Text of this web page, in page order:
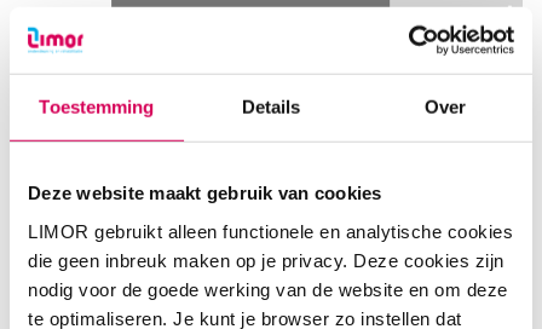
Toestemming Details Over
Deze website maakt gebruik van cookies
LIMOR gebruikt alleen functionele en analytische cookies
die geen inbreuk maken op je privacy. Deze cookies zijn
nodig voor de goede werking van de website en om deze
te optimaliseren. Je kunt je browser zo instellen dat
Schematisch overzicht Situationeel Begeleiden
De begeleiding is gericht op het stabiliseren en
verbeteren van de situatie van de cliënt opzes
leefgebieden: een stabiel inkomen en financiële situatie;
stabiele huisvesting; het (weer) actief meedoen in de
maatschappij; het inzetten of het opbouwen van steun uit